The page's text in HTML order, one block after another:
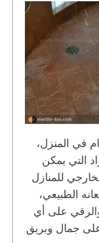
في المنزل،
التي يمكن
للمنازل
الطبيعي،
على أي
جمال وبريق